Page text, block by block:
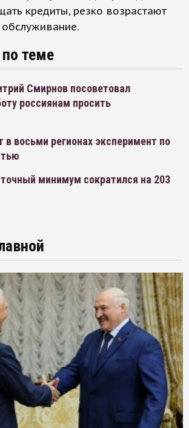
кредиты, резко возрастают
теме
Смирнов посоветовал
россиянам просить
в восьми регионах эксперимент по
минимум сократился на 203